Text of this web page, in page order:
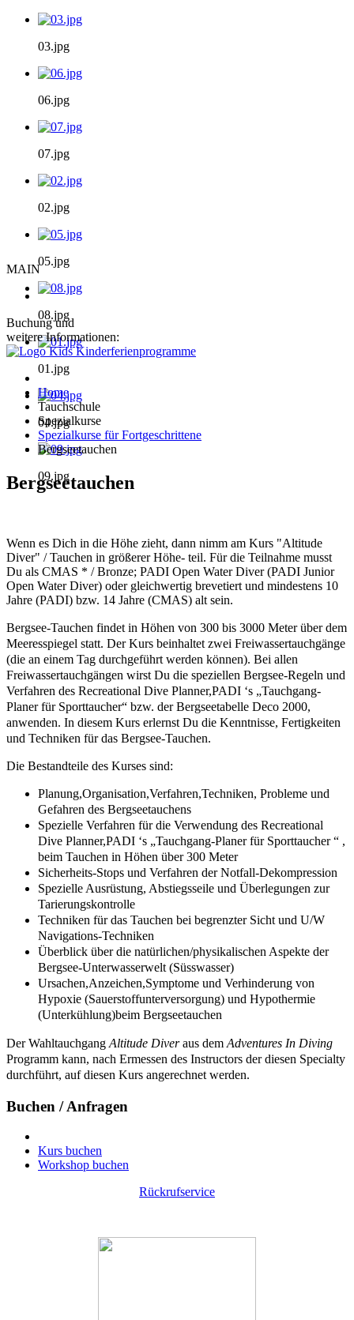
03.jpg
06.jpg
07.jpg
02.jpg
05.jpg
08.jpg
01.jpg
04.jpg
09.jpg
MAIN
Buchung und
weitere Informationen:
Home
Tauchschule
Spezialkurse
Spezialkurse für Fortgeschrittene
Bergseetauchen
Bergseetauchen
Wenn es Dich in die Höhe zieht, dann nimm am Kurs "Altitude
Diver" / Tauchen in größerer Höhe- teil. Für die Teilnahme musst
Du als CMAS * / Bronze; PADI Open Water Diver (PADI Junior
Open Water Diver) oder gleichwertig brevetiert und mindestens 10
Jahre (PADI) bzw. 14 Jahre (CMAS) alt sein.
Bergsee-Tauchen findet in Höhen von 300 bis 3000 Meter über dem
Meeresspiegel statt. Der Kurs beinhaltet zwei Freiwassertauchgänge
(die an einem Tag durchgeführt werden können). Bei allen
Freiwassertauchgängen wirst Du die speziellen Bergsee-Regeln und
Verfahren des Recreational Dive Planner,PADI ‘s „Tauchgang-
Planer für Sporttaucher“ bzw. der Bergseetabelle Deco 2000,
anwenden. In diesem Kurs erlernst Du die Kenntnisse, Fertigkeiten
und Techniken für das Bergsee-Tauchen.
Die Bestandteile des Kurses sind:
Planung,Organisation,Verfahren,Techniken, Probleme und
Gefahren des Bergseetauchens
Spezielle Verfahren für die Verwendung des Recreational
Dive Planner,PADI ‘s „Tauchgang-Planer für Sporttaucher “ ,
beim Tauchen in Höhen über 300 Meter
Sicherheits-Stops und Verfahren der Notfall-Dekompression
Spezielle Ausrüstung, Abstiegsseile und Überlegungen zur
Tarierungskontrolle
Techniken für das Tauchen bei begrenzter Sicht und U/W
Navigations-Techniken
Überblick über die natürlichen/physikalischen Aspekte der
Bergsee-Unterwasserwelt (Süsswasser)
Ursachen,Anzeichen,Symptome und Verhinderung von
Hypoxie (Sauerstoffunterversorgung) und Hypothermie
(Unterkühlung)beim Bergseetauchen
Der Wahltauchgang Altitude Diveraus dem Adventures In Diving
Programm kann, nach Ermessen des Instructors der diesen Specialty
durchführt, auf diesen Kurs angerechnet werden.
Buchen / Anfragen
Kurs buchen
Workshop buchen
Rückrufservice